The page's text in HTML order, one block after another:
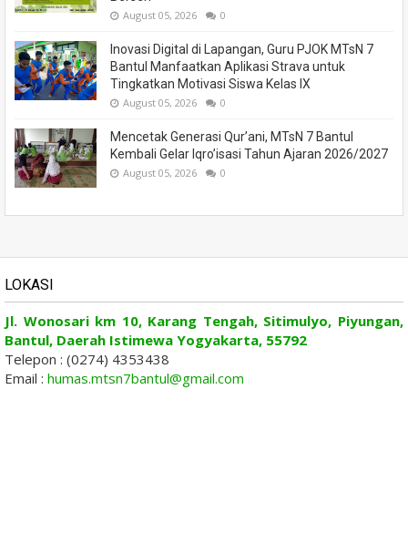
August 05, 2026 0
Inovasi Digital di Lapangan, Guru PJOK MTsN 7
Bantul Manfaatkan Aplikasi Strava untuk
Tingkatkan Motivasi Siswa Kelas IX
August 05, 2026 0
Mencetak Generasi Qur’ani, MTsN 7 Bantul
Kembali Gelar Iqro’isasi Tahun Ajaran 2026/2027
August 05, 2026 0
LOKASI
Jl. Wonosari km 10, Karang Tengah, Sitimulyo, Piyungan,
Bantul, Daerah Istimewa Yogyakarta, 55792
Telepon : (0274) 4353438
Email : humas.mtsn7bantul@gmail.com